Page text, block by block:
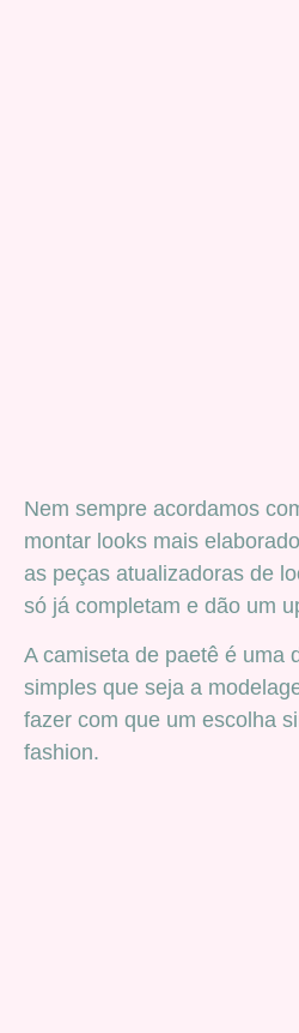
Nem sempre acordamos
montar looks mais
as peças atualizadoras de
só já completam e dão um
A camiseta de paetê é uma
simples que seja a
fazer com que um escolha
fashion.